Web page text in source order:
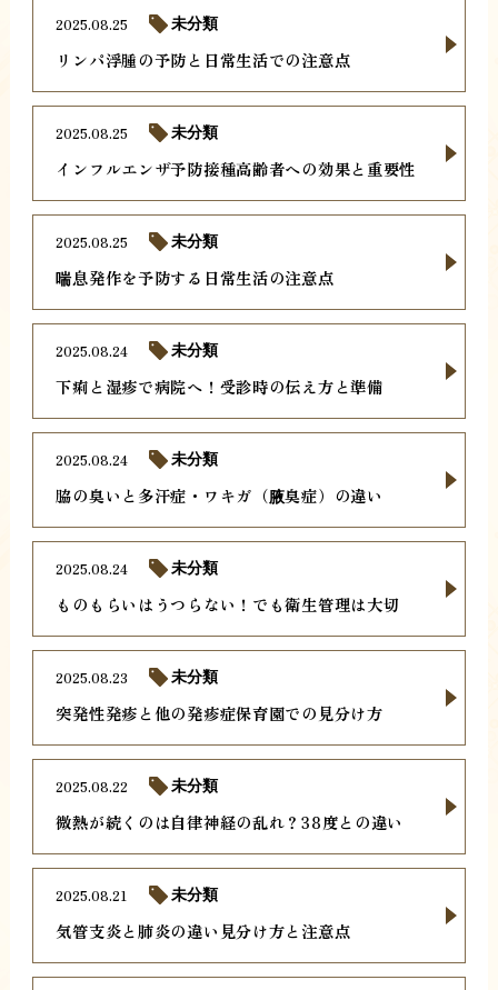
リンパ浮腫の予防と日常生活での注意点
2025.08.25 未分類
インフルエンザ予防接種高齢者への効果と重要性
2025.08.25 未分類
喘息発作を予防する日常生活の注意点
2025.08.25 未分類
下痢と湿疹で病院へ！受診時の伝え方と準備
2025.08.24 未分類
脇の臭いと多汗症・ワキガ（腋臭症）の違い
2025.08.24 未分類
ものもらいはうつらない！でも衛生管理は大切
2025.08.24 未分類
突発性発疹と他の発疹症保育園での見分け方
2025.08.23 未分類
微熱が続くのは自律神経の乱れ？38度との違い
2025.08.22 未分類
気管支炎と肺炎の違い見分け方と注意点
2025.08.21 未分類